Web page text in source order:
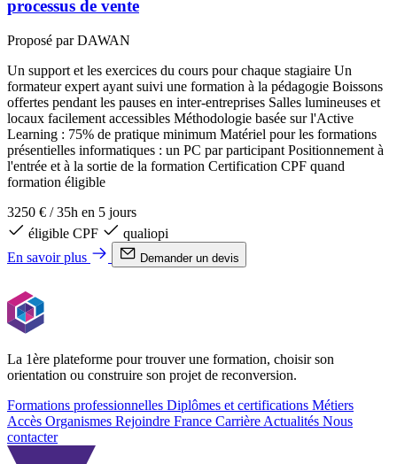
processus de vente
Proposé par DAWAN
Un support et les exercices du cours pour chaque stagiaire Un
formateur expert ayant suivi une formation à la pédagogie Boissons
offertes pendant les pauses en inter-entreprises Salles lumineuses et
locaux facilement accessibles Méthodologie basée sur l'Active
Learning : 75% de pratique minimum Matériel pour les formations
présentielles informatiques : un PC par participant Positionnement à
l'entrée et à la sortie de la formation Certification CPF quand
formation éligible
3250 € / 35h en 5 jours
éligible CPF
qualiopi
En savoir plus
Demander un devis
La 1ère plateforme pour trouver une formation, choisir son
orientation ou construire son projet de reconversion.
Formations professionnelles Diplômes et certifications Métiers
Accès Organismes Rejoindre France Carrière Actualités Nous
contacter